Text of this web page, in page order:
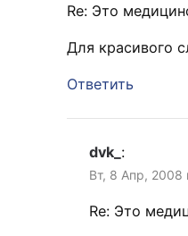
Re: Этo
Для красивого
Ответить
dvk_ :
Вт, 8 Апр, 2008
Re: Этo